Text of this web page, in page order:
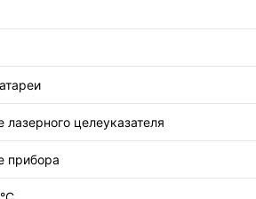
целеуказателя
прибора